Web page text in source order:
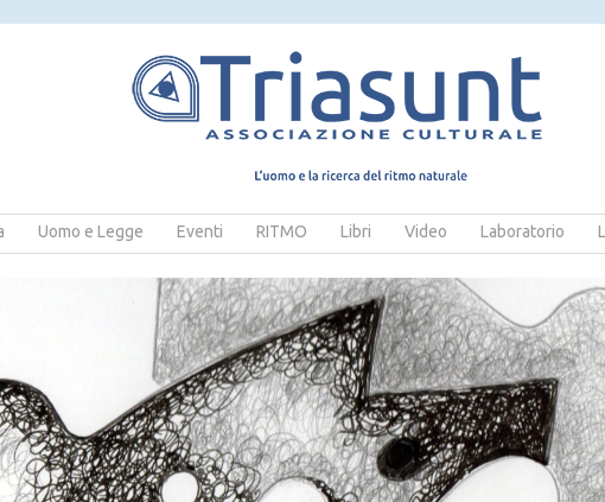
Uomo e Legge Eventi RITMO Libri Video Laboratorio